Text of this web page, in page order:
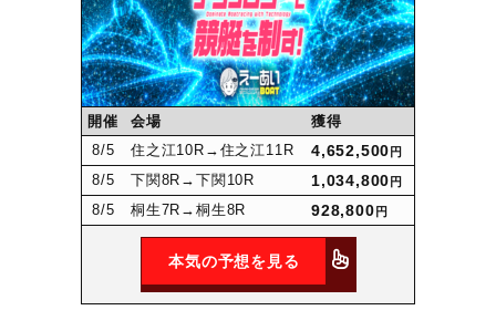
開催 会場
獲得
8/5 住之江10R →住之江11R 4,652,500 円
8/5 下関8R →下関10R 1,034,800 円
8/5 桐生7R →桐生8R 928,800 円
本気の予想を見る